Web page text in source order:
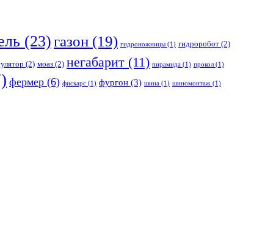
(23)газон (19) гидроножницы (1) гидроробот (2)
(2) моаз (2) негабарит (11) пирамида (1) прокол (1)
фермер (6) фискарс (1) фургон (3) шина (1) шиномонтаж (1)